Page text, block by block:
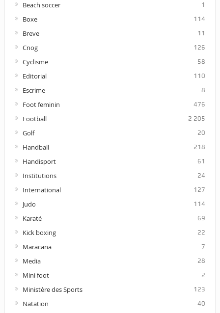
Beach soccer 1
Boxe 114
Breve 11
Cnog 126
Cyclisme 58
Editorial 110
Escrime 8
Foot feminin 476
Football 2 205
Golf 20
Handball 218
Handisport 61
Institutions 24
International 127
Judo 114
Karaté 69
Kick boxing 22
Maracana 7
Media 28
Mini foot 2
Ministère des Sports 123
Natation 40